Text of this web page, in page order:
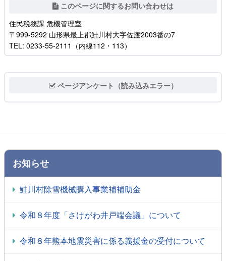
このページに関するお問い合わせは
住民税務課 危機管理室
〒999-5292 山形県最上郡鮭川村大字佐渡2003番の7
TEL: 0233-55-2111（内線112・113）
ページアンケート（読み込みエラー）
お知らせ
鮭川村除雪機械購入事業補補助金
令和８年度「さけがわ井戸端会議」について
令和８年熊本地震災害に係る義援金の受付について